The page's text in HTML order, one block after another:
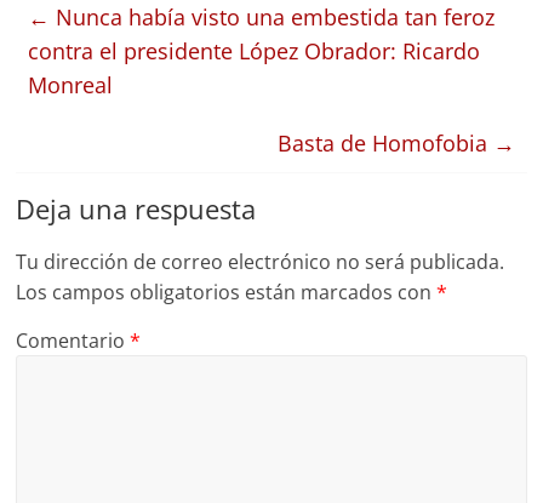
← Nunca había visto una embestida tan feroz
contra el presidente López Obrador: Ricardo
Monreal
Basta de Homofobia →
Deja una respuesta
Tu dirección de correo electrónico no será publicada.
Los campos obligatorios están marcados con*
Comentario*